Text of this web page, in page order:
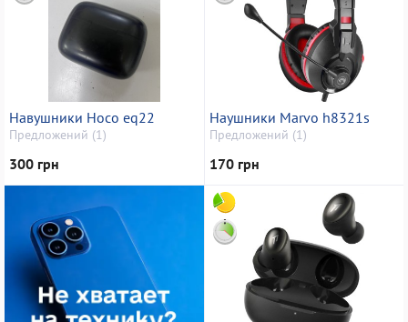
Навушники Hoco eq22
Предложений (1)
300 грн
Наушники Marvo h8321s
Предложений (1)
170 грн